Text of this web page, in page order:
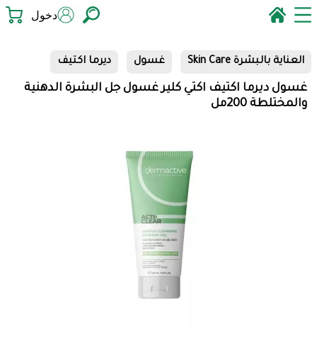
دخول
العناية بالبشرة Skin Care غسول ديرما اكتيف
غسول ديرما اكتيف اكتي كلير غسول جل البشرة الدهنية
والمختلطة 200مل